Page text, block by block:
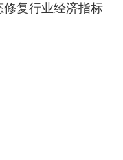
复行业经济指标